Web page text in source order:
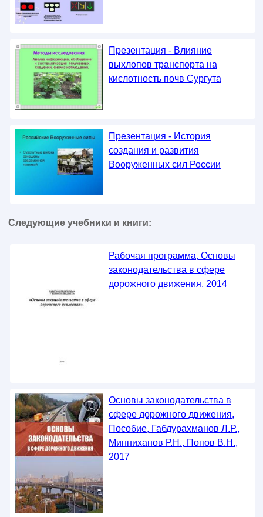
Презентация - Влияние
выхлопов транспорта на
кислотность почв Сургута
Презентация - История
создания и развития
Вооруженных сил России
Следующие учебники и книги:
Рабочая программа, Основы
законодательства в сфере
дорожного движения, 2014
Основы законодательства в
сфере дорожного движения,
Пособие, Габдурахманов Л.Р.,
Минниханов Р.Н., Попов В.Н.,
2017